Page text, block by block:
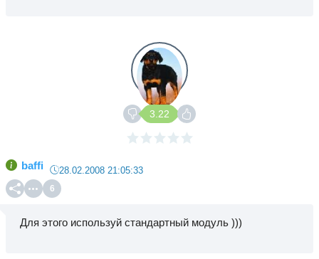
3.22
baffi 28.02.2008 21:05:33
6
Для этого используй стандартный модуль )))